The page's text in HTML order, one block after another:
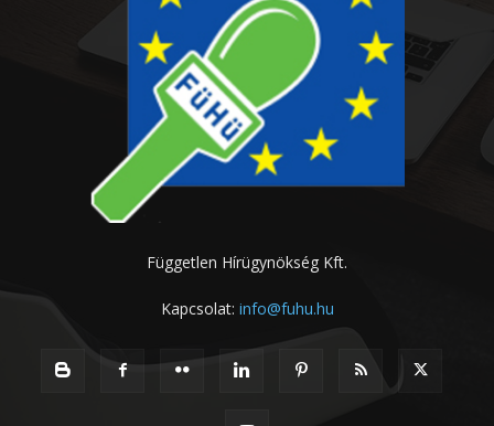
Független Hírügynökség Kft.
Kapcsolat: info@fuhu.hu